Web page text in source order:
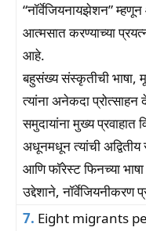
“नॉर्वेजियनायझेशन”
आत्मसात करण्याच्या
आहे.
बहुसंख्य संस्कृतीची भाषा,
त्यांना अनेकदा
समुदायांना मुख्य प्रवाहात
अधूनमधून त्यांची
आणि फॉरेस्ट फिनच्या
उद्देशाने, नॉर्वेजियनीकरण
7. Eight migrants